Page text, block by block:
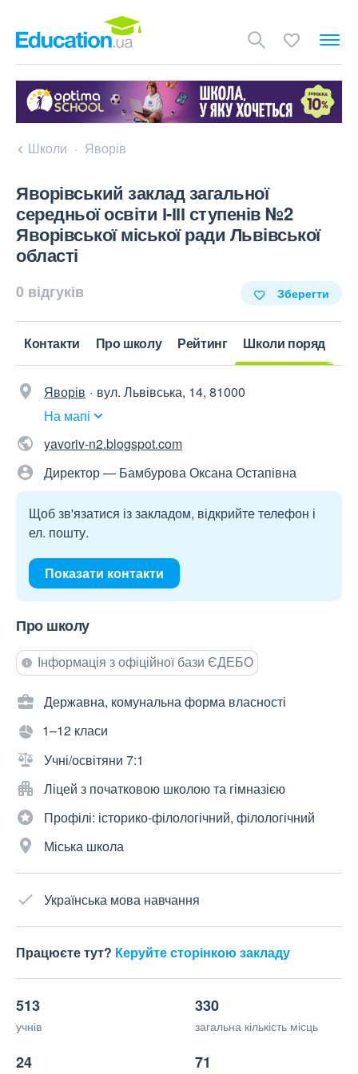
Школи Яворів
Яворівський заклад загальної
середньої освіти І-ІІІ ступенів №2
Яворівської міської ради Львівської
області
0 відгуків Зберегти
Контакти Про школу Рейтинг Школи поряд
Яворів
вул. Львівська, 14, 81000
На мапі
yavoriv-n2.blogspot.com
Директор — Бамбурова Оксана Остапівна
Щоб зв'язатися із закладом, відкрийте телефон і
ел. пошту.
Показати контакти
Про школу
Інформація з офіційної бази ЄДЕБО
Державна, комунальна форма власності
1–12 класи
Учні/освітяни 7:1
Ліцей з початковою школою та гімназією
Профілі: історико-філологічний, філологічний
Міська школа
Українська мова навчання
Працюєте тут? Керуйте сторінкою закладу
513
учнів
330
загальна кількість місць
24 71